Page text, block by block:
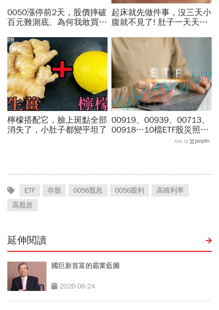
0050漲停前2天，股價摔破
百元難測底、為何我敢買下
「切蛋糕」的刀，挑這把不
傷手
起床就先做件事，沒三天小
腹就不見了! 肚子一天天變
檸檬搭配它，臉上斑點全部
消失了，小肚子都變平坦了
PR
00919、00939、00713、
00918…10檔ETF股災照
賺，它報酬逼7%！拆解成
Ads by
ETF 存股 0056股息 0056股利
高殖利率
高股息
延伸閱讀
國巨新首富的霸業藍圖
2026-06-24